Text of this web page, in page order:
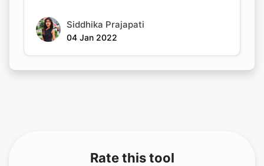
Siddhika Prajapati
04 Jan 2022
Rate this tool